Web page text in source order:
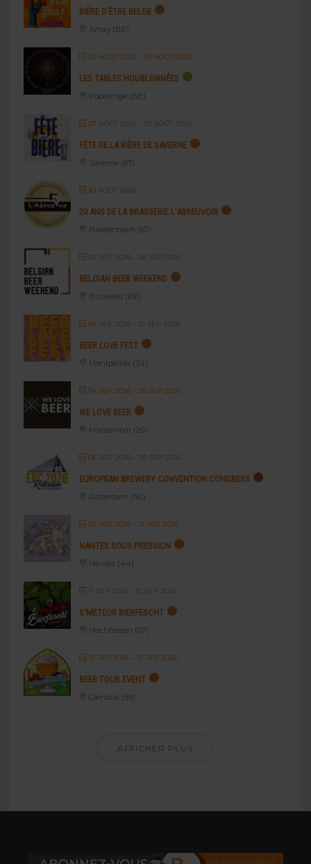
BIÈRE D’ÊTRE BELGE
Amay (BE)
26 AOÛT 2026- 30 AOÛT 2026
LES TABLES HOUBLONNÉES
Poperinge (BE)
27 AOÛT 2026- 30 AOÛT 2026
FÊTE DE LA BIÈRE DE SAVERNE
Saverne (67)
30 AOÛT 2026
20 ANS DE LA BRASSERIE L’ABREUVOIR
Breitenbach (67)
04 SEP 2026- 06 SEP 2026
BELGIAN BEER WEEKEND
Bruxelles (BE)
04 SEP 2026- 12 SEP 2026
BEER LOVE FEST
Montpellier (34)
04 SEP 2026- 05 SEP 2026
WE LOVE BEER
Montélimar (26)
06 SEP 2026- 09 SEP 2026
EUROPEAN BREWERY CONVENTION CONGRESS
Rotterdam (NL)
07 SEP 2026- 13 SEP 2026
NANTES SOUS PRESSION
Nantes (44)
11 SEP 2026- 12 SEP 2026
S’METEOR BIERFESCHT
Hochfelden (67)
12 SEP 2026- 13 SEP 2026
BEER TOUR EVENT
Cambrai (59)
AFFICHER PLUS